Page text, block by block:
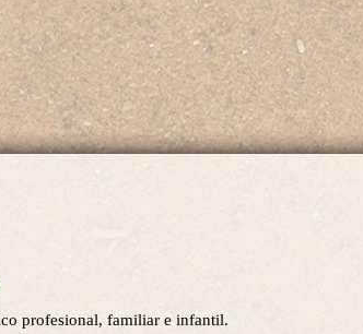
profesional, familiar e infantil.